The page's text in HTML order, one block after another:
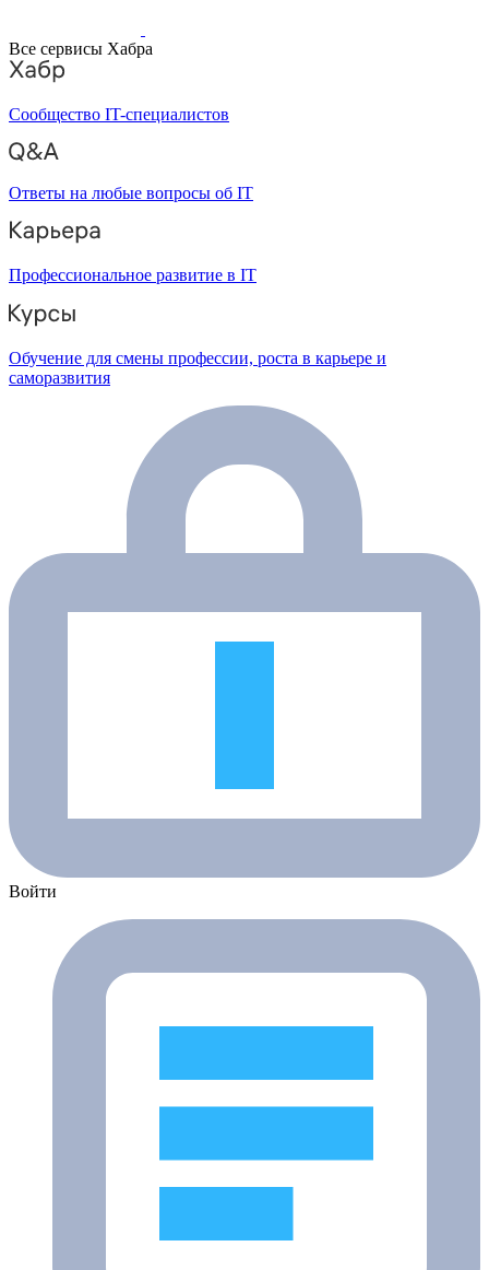
Все сервисы Хабра
Сообщество IT-специалистов
Ответы на любые вопросы об IT
Профессиональное развитие в IT
Обучение для смены профессии, роста в карьере и
саморазвития
Войти